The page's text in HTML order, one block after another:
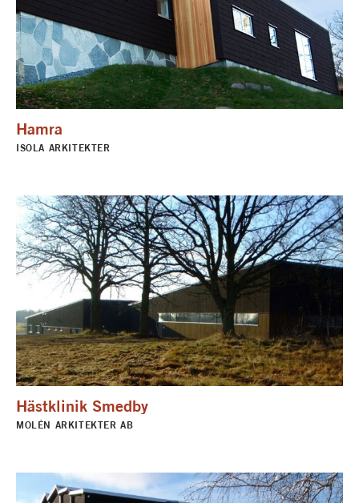
Hamra
ISOLA ARKITEKTER
Hästklinik Smedby
MOLÉN ARKITEKTER AB